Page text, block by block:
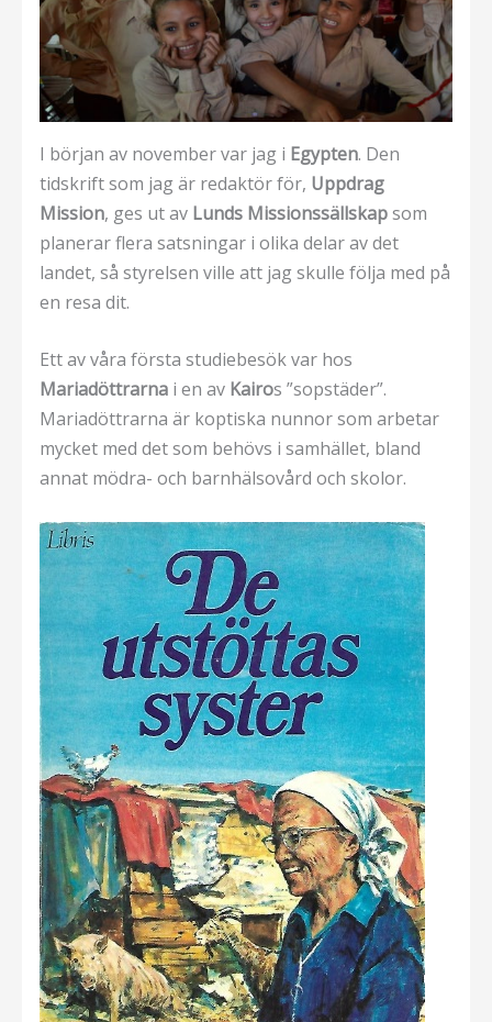
I början av november var jag i Egypten. Den
tidskrift som jag är redaktör för, Uppdrag
Mission, ges ut av Lunds Missionssällskapsom
planerar flera satsningar i olika delar av det
landet, så styrelsen ville att jag skulle följa med på
en resa dit.
Ett av våra första studiebesök var hos
Mariadöttrarna i en av Kairos ”sopstäder”.
Mariadöttrarna är koptiska nunnor som arbetar
mycket med det som behövs i samhället, bland
annat mödra- och barnhälsovård och skolor.